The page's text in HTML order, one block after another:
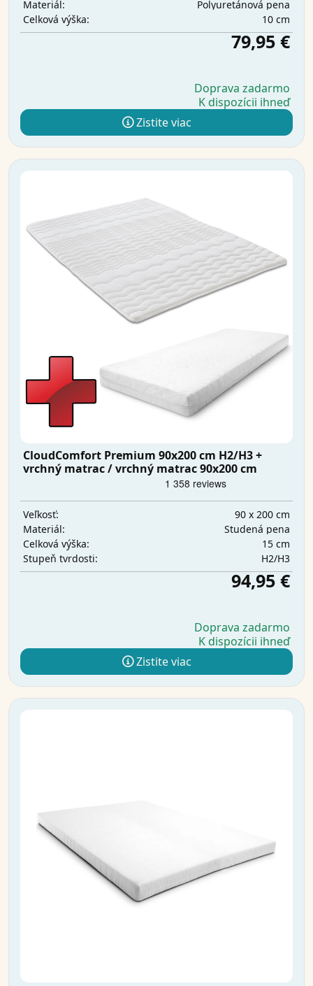
Materiál:
Polyuretánová pena
Celková výška:
10 cm
79,95 €
Doprava zadarmo
K dispozícii ihneď
Zistite viac
CloudComfort Premium 90x200 cm H2/H3 +
vrchný matrac / vrchný matrac 90x200 cm
Veľkosť:
90 x 200 cm
Materiál:
Studená pena
Celková výška:
15 cm
Stupeň tvrdosti:
H2/H3
94,95 €
Doprava zadarmo
K dispozícii ihneď
Zistite viac